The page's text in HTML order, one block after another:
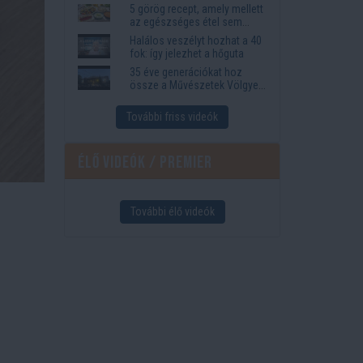
5 görög recept, amely mellett
az egészséges étel sem
tűnik lemondásnak
Halálos veszélyt hozhat a 40
fok: így jelezhet a hőguta
35 éve generációkat hoz
össze a Művészetek Völgye
és a bérletár
További friss videók
További élő videók